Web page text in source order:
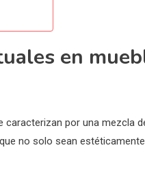
en
por una mezcla
no solo sean